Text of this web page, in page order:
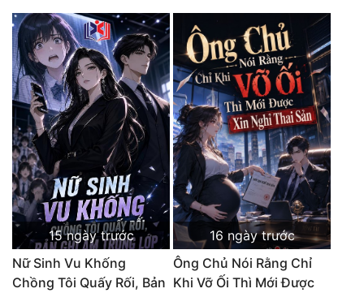
Xây Dựng Thế Lực
Đam Mỹ
Đẹp
Đẹp Hiệp
Tính Cách Nhân Vật :
Cơ Trí
Sát Phạt Quyết Đoán
Vô Sỉ
15 ngày trước
Nữ Sinh Vu Khống
Chồng Tôi Quấy Rối, Bản
16 ngày trước
Ông Chủ Nói Rằng Chỉ
Khi Vỡ Ối Thì Mới Được